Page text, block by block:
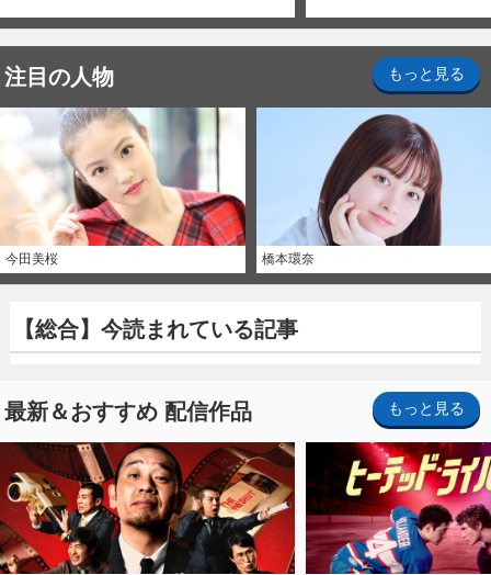
注目の人物 もっと見る
今田美桜 橋本環奈
【総合】今読まれている記事
最新＆おすすめ 配信作品 もっと見る